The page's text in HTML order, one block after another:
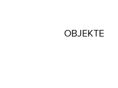
OBJEKTE